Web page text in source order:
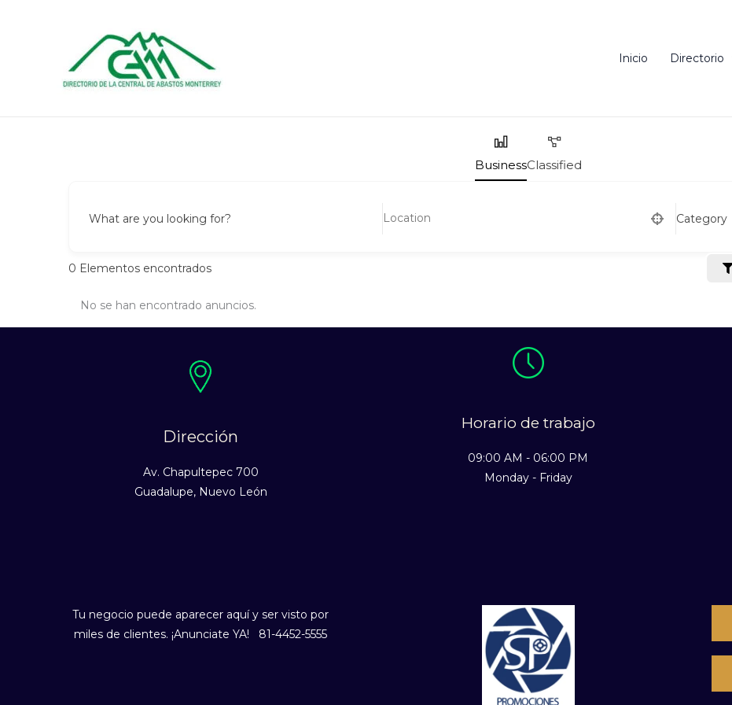
Inicio Directorio
BusinessClassified
What are you looking for? Category
0 Elementos encontrados
No se han encontrado anuncios.
Dirección
Av. Chapultepec 700
Guadalupe, Nuevo León
Horario de trabajo
09:00 AM - 06:00 PM
Monday - Friday
Tu negocio puede aparecer aquí y ser visto por
miles de clientes. ¡Anunciate YA! 81-4452-5555